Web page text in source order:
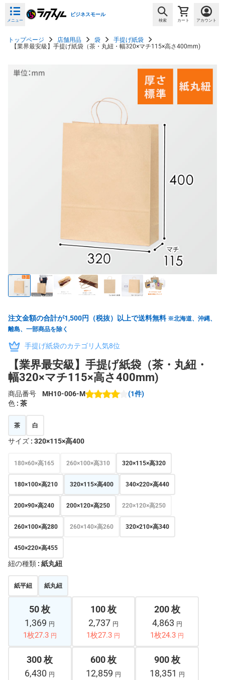
メニュー
ビジネスモール
検索 カート アカウント
トップページ 店舗用品 袋
手提げ紙袋
【業界最安級】手提げ紙袋（茶・丸紐・幅320×マチ115×高さ400mm)
注文金額の合計が1,500円（税抜）以上で送料無料 ※北海道、沖縄、
離島、一部商品を除く
手提げ紙袋のカテゴリ人気8位
【業界最安級】手提げ紙袋（茶・丸紐・
幅320×マチ115×高さ400mm)
商品番号 MH10-006-M
(1件)
色 : 茶
茶 白
サイズ : 320×115×高400
180×60×高165
180×100×高210
200×90×高240 200×120×高250 220×120×高250
260×100×高280
260×100×高310
260×140×高260
320×115×高320
320×115×高400
320×210×高340
340×220×高440
450×220×高455
紐の種類 : 紙丸紐
紙平紐 紙丸紐
50 枚
1,369 円
1枚27.3 円
100 枚
2,737 円
1枚27.3 円
200 枚
4,863 円
1枚24.3 円
300 枚
6,430 円
600 枚
12,859 円
900 枚
18,351 円